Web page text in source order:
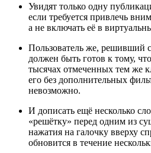
Увидят только одну
если требуется привлечь
а не включать её в
Пользователь же, решивший
должен быть готов к тому, что
тысячах отмеченных тем же
его без дополнительных
невозможно.
И дописать ещё несколько
«решётку» перед одним из
нажатия на галочку вверху
обновится в течение